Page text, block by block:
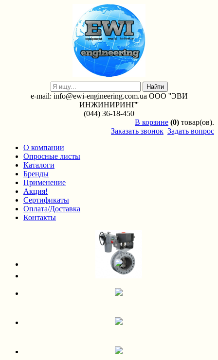
e-mail: info@ewi-engineering.com.ua ООО ''ЭВИ
ИНЖИНИРИНГ''
(044) 36-18-450
В корзине (0) товар(ов).
Заказать звонок Задать вопрос
О компании
Опросные листы
Каталоги
Бренды
Применение
Акция!
Сертификаты
Оплата/Доставка
Контакты